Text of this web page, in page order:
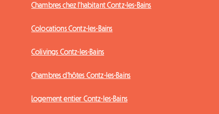
Chambres chez l'habitant Contz-les-Bains
Colocations Contz-les-Bains
Colivings Contz-les-Bains
Chambres d'hôtes Contz-les-Bains
Logement entier Contz-les-Bains